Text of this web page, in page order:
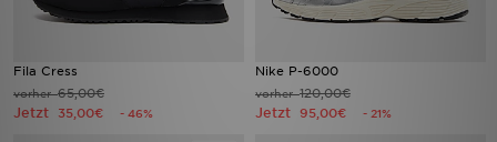
Fila Cress
vorher65,00€
Jetzt 35,00€ - 46%
Nike P-6000
vorher120,00€
Jetzt 95,00€ - 21%